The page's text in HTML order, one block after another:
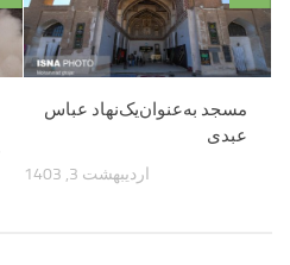
مسجد به‌عنوان‌یک‌نهاد عباس
عبدی
اردیبهشت 3, 1403